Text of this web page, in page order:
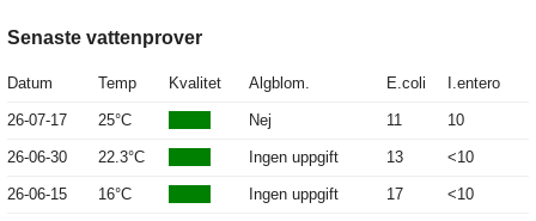
Senaste vattenprover
Datum Temp Kvalitet Algblom. E.coli I.entero
26-07-17 25°C Nej 11 10
26-06-30 22.3°C Ingen uppgift 13 <10
26-06-15 16°C Ingen uppgift 17 <10